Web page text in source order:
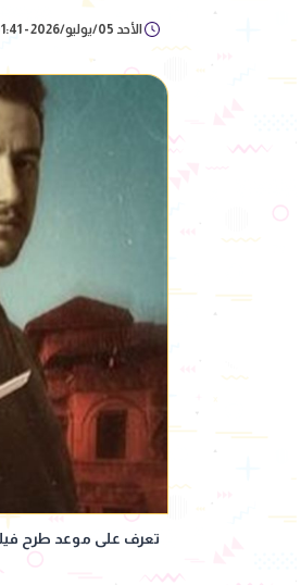
الأحد 05/يوليو/2026 - 01:41 م
تعرف على موعد طرح